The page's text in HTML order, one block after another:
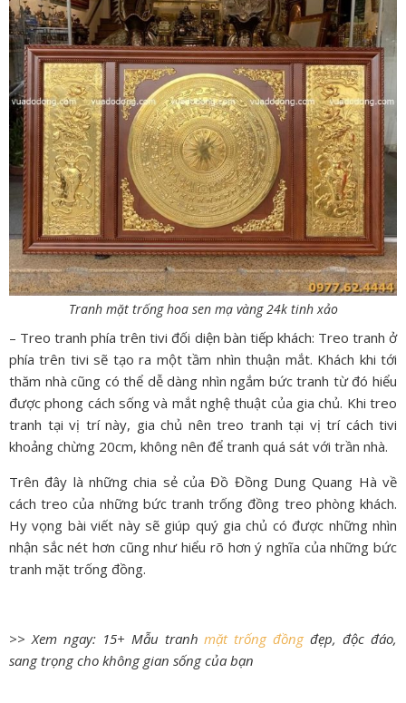
Tranh mặt trống hoa sen mạ vàng 24k tinh xảo
– Treo tranh phía trên tivi đối diện bàn tiếp khách: Treo tranh ở
phía trên tivi sẽ tạo ra một tầm nhìn thuận mắt. Khách khi tới
thăm nhà cũng có thể dễ dàng nhìn ngắm bức tranh từ đó hiểu
được phong cách sống và mắt nghệ thuật của gia chủ. Khi treo
tranh tại vị trí này, gia chủ nên treo tranh tại vị trí cách tivi
khoảng chừng 20cm, không nên để tranh quá sát với trần nhà.
Trên đây là những chia sẻ của Đồ Đồng Dung Quang Hà về
cách treo của những bức tranh trống đồng treo phòng khách.
Hy vọng bài viết này sẽ giúp quý gia chủ có được những nhìn
nhận sắc nét hơn cũng như hiểu rõ hơn ý nghĩa của những bức
tranh mặt trống đồng.
>> Xem ngay: 15+ Mẫu tranhmặt trống đồngđẹp, độc đáo,
sang trọng cho không gian sống của bạn